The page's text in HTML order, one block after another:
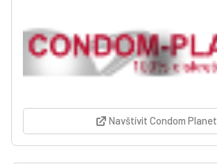
Navštívit Condom Planet